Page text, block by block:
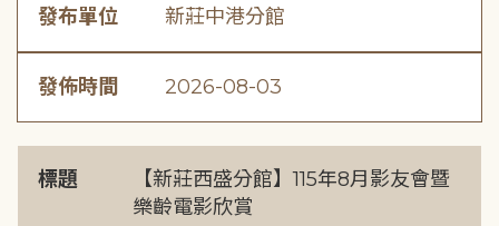
發布單位 新莊中港分館
發佈時間 2026-08-03
標題
【新莊西盛分館】115年8月影友會暨
樂齡電影欣賞